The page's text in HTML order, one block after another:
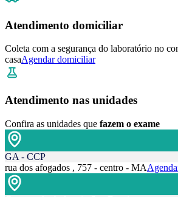
Atendimento domiciliar
Coleta com a segurança do laboratório no
casaAgendar domiciliar
Atendimento nas unidades
Confira as unidades que fazem o exame
GA - CCP
rua dos afogados , 757 - centro - MA